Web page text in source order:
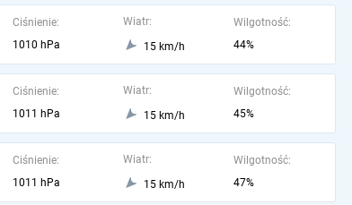
Ciśnienie:
1010 hPa
Wiatr:
15 km/h
Wilgotność:
44%
Ciśnienie:
1011 hPa
Wiatr:
15 km/h
Wilgotność:
45%
Ciśnienie:
1011 hPa
Wiatr:
15 km/h
Wilgotność:
47%